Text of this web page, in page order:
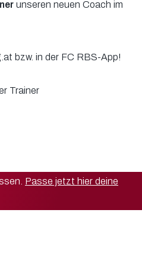
unseren neuen Coach im
bzw. in der FC RBS-App!
Trainer
Passe jetzt hier deine